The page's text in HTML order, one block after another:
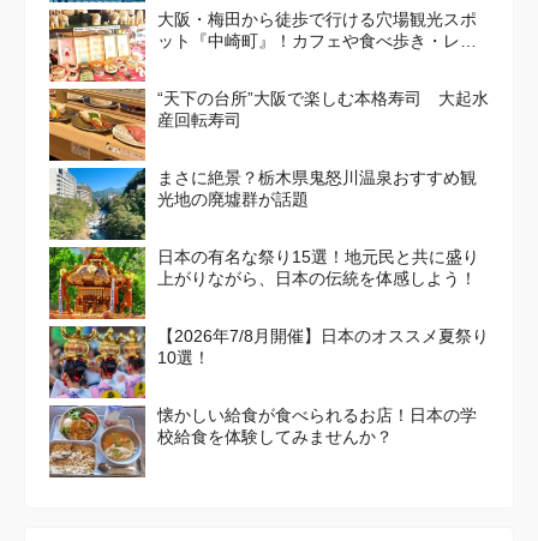
大阪・梅田から徒歩で行ける穴場観光スポ
ット『中崎町』！カフェや食べ歩き・レト
“天下の台所”大阪で楽しむ本格寿司 大起水
産回転寿司
まさに絶景？栃木県鬼怒川温泉おすすめ観
光地の廃墟群が話題
日本の有名な祭り15選！地元民と共に盛り
上がりながら、日本の伝統を体感しよう！
【2026年7/8月開催】日本のオススメ夏祭り
10選！
懐かしい給食が食べられるお店！日本の学
校給食を体験してみませんか？